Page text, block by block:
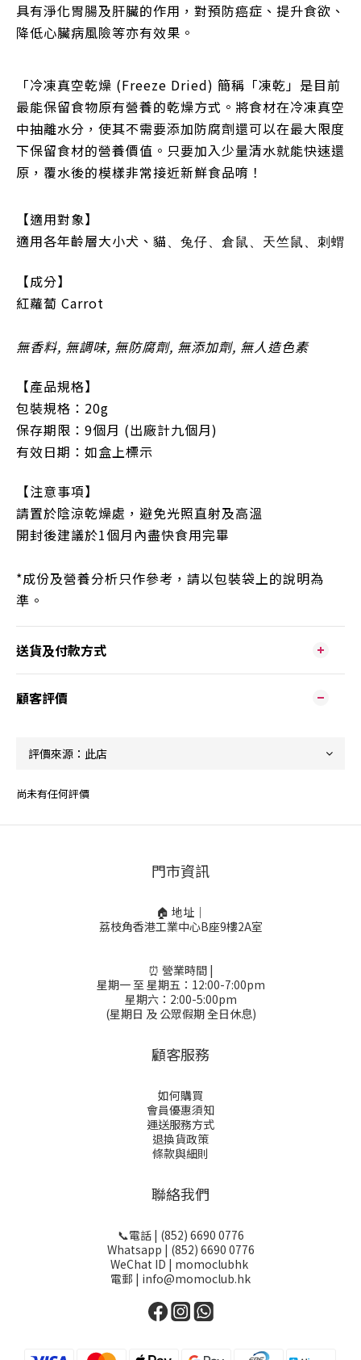
具有淨化胃腸及肝臟的作用，對預防癌症、提升食欲、
降低心臟病風險等亦有效果。
「冷凍真空乾燥 (Freeze Dried) 簡稱「凍乾」是目前
最能保留食物原有營養的乾燥方式。將食材在冷凍真空
中抽離水分，使其不需要添加防腐劑還可以在最大限度
下保留食材的營養價值。只要加入少量清水就能快速還
原，覆水後的模樣非常接近新鮮食品唷！
【適用對象】
適用各年齡層大小犬、貓 、兔仔、倉鼠、天竺鼠、刺蝟
【成分】
紅蘿蔔 Carrot
無香料, 無調味, 無防腐劑, 無添加劑, 無人造色素
【產品規格】
包裝規格：20g
保存期限：9個月 (出廠計九個月)
有效日期：如盒上標示
【注意事項】
請置於陰涼乾燥處，避免光照直射及高溫
開封後建議於1個月內盡快食用完畢
*成份及營養分析只作參考，請以包裝袋上的說明為
準。
送貨及付款方式
顧客評價
尚未有任何評價
門市資訊
🏠 地址｜
荔枝角香港工業中心B座9樓2A室
⏰ 營業時間 |
星期一 至 星期五：12:00-7:00pm
星期六：2:00-5:00pm
(星期日 及 公眾假期 全日休息)
顧客服務
如何購買
會員優惠須知
運送服務方式
退換貨政策
條款與細則
聯絡我們
📞電話 | (852) 6690 0776
Whatsapp | (852) 6690 0776
WeChat ID | momoclubhk
電郵 | info@momoclub.hk